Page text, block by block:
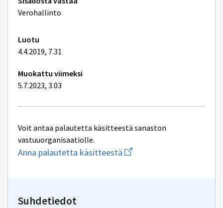
lisätiedot
Verohallinto
Luotu
4.4.2019, 7.31
Muokattu viimeksi
5.7.2023, 3.03
Voit antaa palautetta käsitteestä sanaston
vastuuorganisaatiolle.
Anna palautetta käsitteestä Aloita
uuden
Suhdetiedot